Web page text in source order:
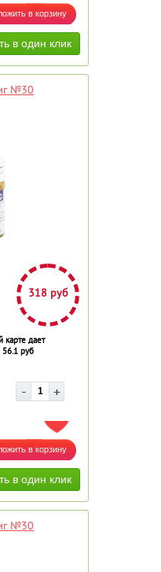
№30
318 руб
карте дает
руб
ДОБАВИТЬ В ИЗБРАННОЕ
№30